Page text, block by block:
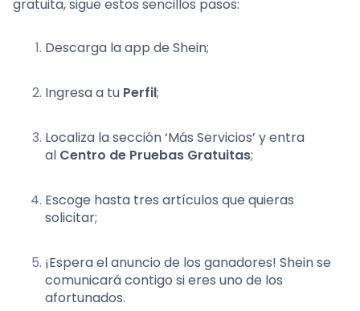
gratuita, sigue estos sencillos pasos:
Descarga la app de Shein;
Ingresa a tu Perfil;
Localiza la sección ‘Más Servicios’ y entra
al Centro de Pruebas Gratuitas;
Escoge hasta tres artículos que quieras
solicitar;
¡Espera el anuncio de los ganadores! Shein se
comunicará contigo si eres uno de los
afortunados.